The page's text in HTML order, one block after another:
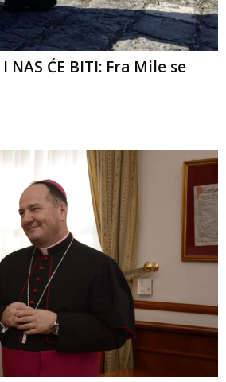
I NAS ĆE BITI: Fra Mile se